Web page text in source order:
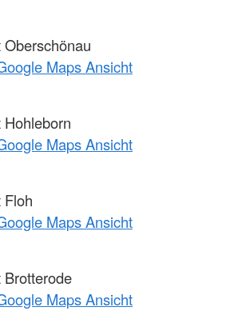
Maps Ansicht
Maps Ansicht
Floh
Maps Ansicht
Brotterode
Maps Ansicht